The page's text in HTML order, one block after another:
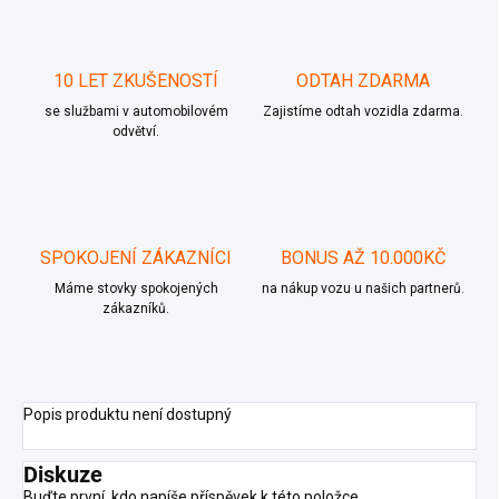
10 LET ZKUŠENOSTÍ
se službami v automobilovém
odvětví.
ODTAH ZDARMA
Zajistíme odtah vozidla zdarma.
SPOKOJENÍ ZÁKAZNÍCI
Máme stovky spokojených
zákazníků.
BONUS AŽ 10.000KČ
na nákup vozu u našich partnerů.
Popis produktu není dostupný
Diskuze